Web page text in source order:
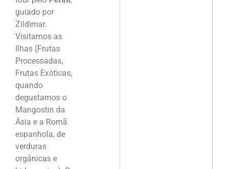
guiado por
Zildimar.
Visitamos as
Ilhas (Frutas
Processadas,
Frutas Exóticas,
quando
degustamos o
Mangostin da
Ásia e a Romã
espanhola, de
verduras
orgânicas e